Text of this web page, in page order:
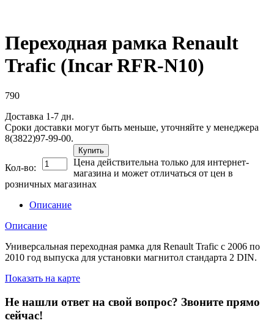
Переходная рамка Renault
Trafic (Incar RFR-N10)
790
Доставка 1-7 дн.
Сроки доставки могут быть меньше, уточняйте у менеджера
8(3822)97-99-00.
Кол-во:
Купить
Цена действительна только для интернет-
магазина и может отличаться от цен в
розничных магазинах
Описание
Описание
Универсальная переходная рамка для Renault Trafic с 2006 по
2010 год выпуска для установки магнитол стандарта 2 DIN.
Показать на карте
Не нашли ответ на свой вопрос? Звоните прямо
сейчас!